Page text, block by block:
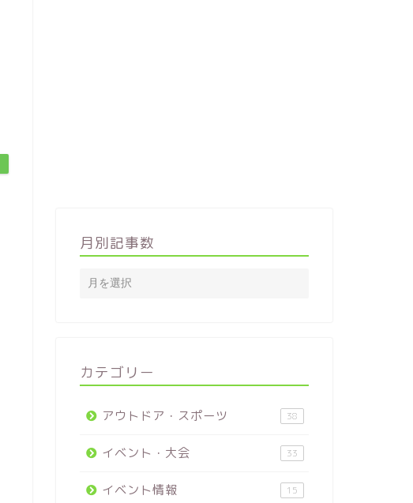
月別記事数
カテゴリー
アウトドア・スポーツ 38
イベント・大会 33
イベント情報 15